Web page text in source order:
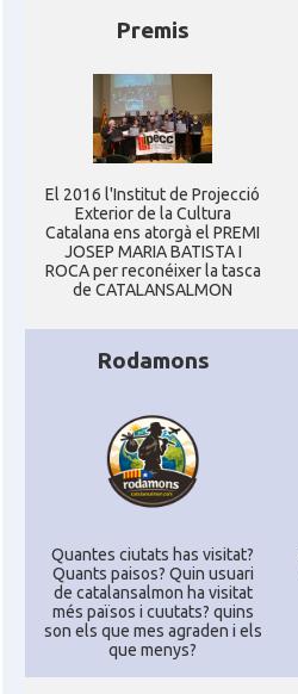
Premis
El 2016 l'Institut de Projecció
Exterior de la Cultura
Catalana ens atorgà el PREMI
JOSEP MARIA BATISTA I
ROCA per reconéixer la tasca
de CATALANSALMON
Rodamons
Quantes ciutats has visitat?
Quants paisos? Quin usuari
de catalansalmon ha visitat
més països i cuutats? quins
son els que mes agraden i els
que menys?